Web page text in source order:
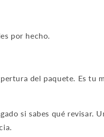
por hecho.
del paquete. Es tu
si sabes qué revisar.